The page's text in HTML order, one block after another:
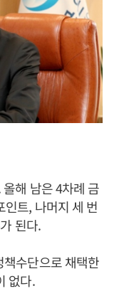
해 남은 4차례 금
트, 나머지 세 번
된다.
수단으로 채택한
없다.